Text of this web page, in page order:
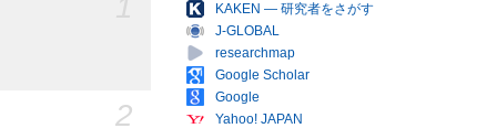
2
KAKEN — 研究者をさがす
J-GLOBAL
researchmap
Google Scholar
Google
Yahoo! JAPAN